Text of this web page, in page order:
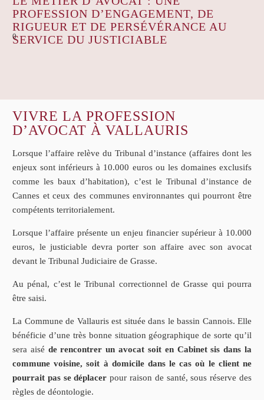
PROFESSION D’ENGAGEMENT, DE
RIGUEUR ET DE PERSÉVÉRANCE AU
SERVICE DU JUSTICIABLE
0
VIVRE LA PROFESSION
D’AVOCAT À VALLAURIS
Lorsque l’affaire relève du Tribunal d’instance (affaires dont les
enjeux sont inférieurs à 10.000 euros ou les domaines exclusifs
comme les baux d’habitation), c’est le Tribunal d’instance de
Cannes et ceux des communes environnantes qui pourront être
compétents territorialement.
Lorsque l’affaire présente un enjeu financier supérieur à 10.000
euros, le justiciable devra porter son affaire avec son avocat
devant le Tribunal Judiciaire de Grasse.
Au pénal, c’est le Tribunal correctionnel de Grasse qui pourra
être saisi.
La Commune de Vallauris est située dans le bassin Cannois. Elle
bénéficie d’une très bonne situation géographique de sorte qu’il
sera aisé de rencontrer un avocat soit en Cabinet sis dans la
commune voisine, soit à domicile dans le cas où le client ne
pourrait pas se déplacer pour raison de santé, sous réserve des
règles de déontologie.